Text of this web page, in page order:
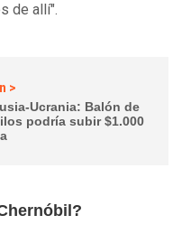
de allí".
>
Ucrania: Balón de
podría subir $1.000